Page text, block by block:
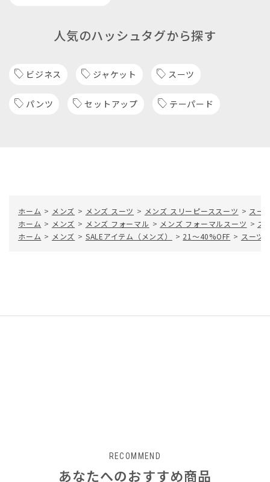
人気のハッシュタグから探す
ビジネス ジャケット スーツ
パンツ セットアップ テーパード
ホーム > メンズ > メンズ スーツ > メンズ スリーピーススーツ > スー
ホーム > メンズ > メンズ フォーマル > メンズ フォーマルスーツ > ス
ホーム > メンズ > SALEアイテム（メンズ） > 21～40%OFF > スーツ
RECOMMEND
あなたへのおすすめ商品